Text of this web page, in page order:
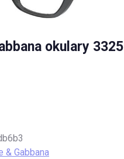
okulary 3325
& Gabbana